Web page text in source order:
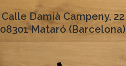
Calle Damià Campeny, 22
08301 Mataró (Barcelona)